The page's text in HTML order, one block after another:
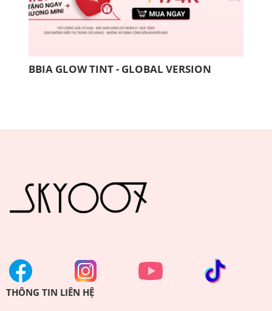
BBIA GLOW TINT - GLOBAL VERSION
THÔNG TIN LIÊN HỆ